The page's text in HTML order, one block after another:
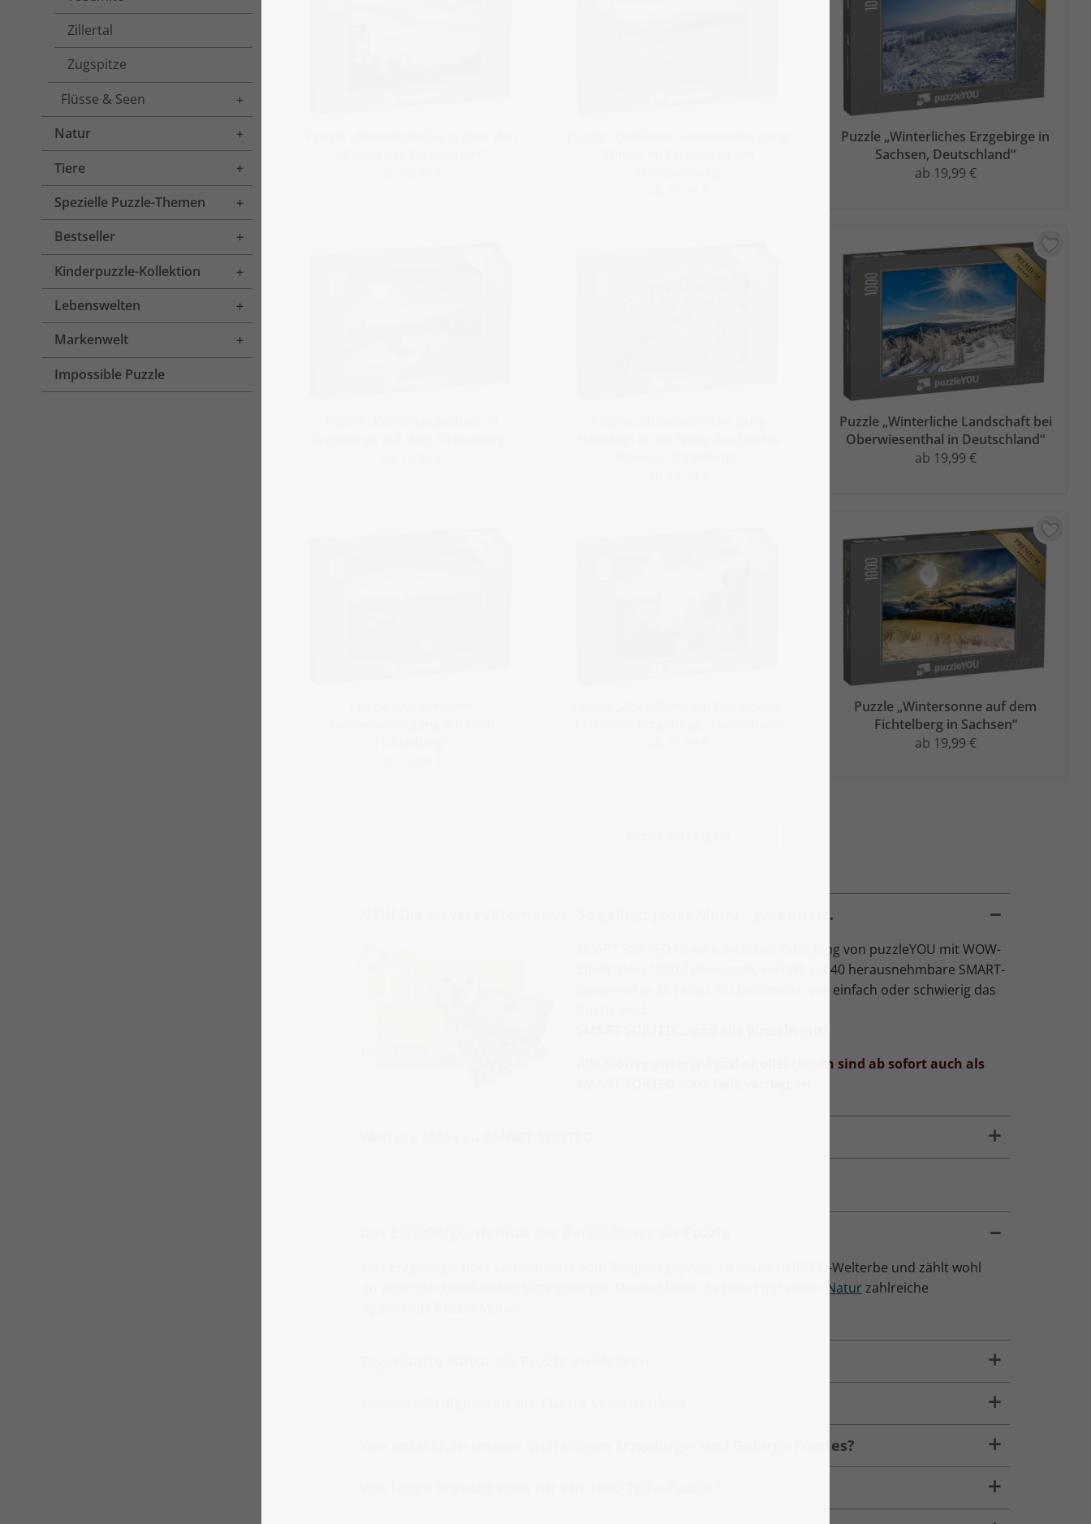
Zillertal
Zugspitze
Flüsse & Seen
Toggle menu
Natur
Toggle menu
Tiere
Toggle menu
Spezielle Puzzle-Themen
Toggle menu
Bestseller
Toggle menu
Kinderpuzzle-Kollektion
Toggle menu
Lebenswelten
Toggle menu
Markenwelt
Toggle menu
Impossible Puzzle
Puzzle „Winterliches Erzgebirge in
Sachsen, Deutschland“
ab 19,99 €
Puzzle „Winterliche Landschaft bei
Oberwiesenthal in Deutschland“
ab 19,99 €
Puzzle „Wintersonne auf dem
Fichtelberg in Sachsen“
ab 19,99 €
NEU! Die clevere Alternative. So gelingt jedes Motiv – garantiert.
SMART SORTED ist eine exklusive Erfindung von puzzleYOU mit WOW-
Effekt: Dein 1000-Teile-Puzzle, verteilt auf 40 herausnehmbare SMART-
Boxen mit je 25 Teilen. Du bestimmst, wie einfach oder schwierig das
Alle Motive unserer Puzzle-Kollektionen sind ab sofort auch als
Das Erzgebirge, über Jahrhunderte vom Bergbau geprägt, ist heute UNESCO-Welterbe und zählt wohl
Natur zahlreiche
Wie entstehen unsere vielfältigen Erzgebirge- und Gebirgs-Puzzles?